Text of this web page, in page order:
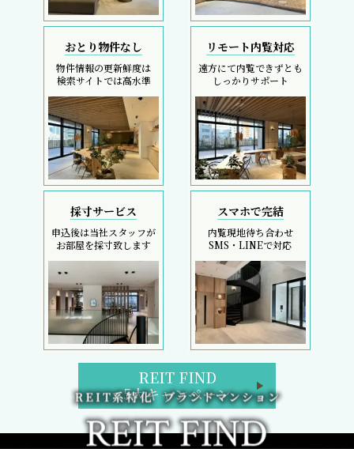
おとり物件なし
物件情報の更新鮮度は
検索サイトでは高水準
リモート内覧対応
遠方にて内覧できずとも
しっかりサポート
採寸サービス
申込後は当社スタッフが
お部屋を採寸致します
スマホで完結
内覧現地待ち合わせ
SMS・LINEで対応
REIT FIND
5大キャンペーン